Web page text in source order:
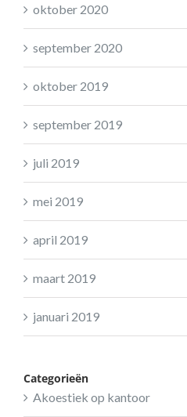
oktober 2020
september 2020
oktober 2019
september 2019
juli 2019
mei 2019
april 2019
maart 2019
januari 2019
Categorieën
Akoestiek op kantoor